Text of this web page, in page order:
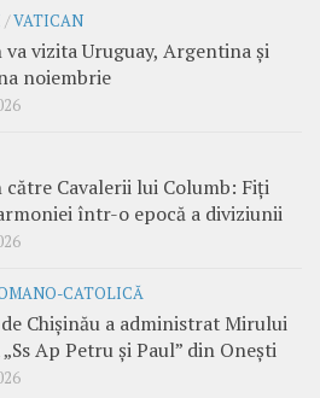
/VATICAN
va vizita Uruguay, Argentina și
noiembrie
către Cavalerii lui Columb: Fiți
într-o epocă a diviziunii
CATOLICĂ
Chișinău a administrat Mirului
Ap Petru și Paul” din Onești